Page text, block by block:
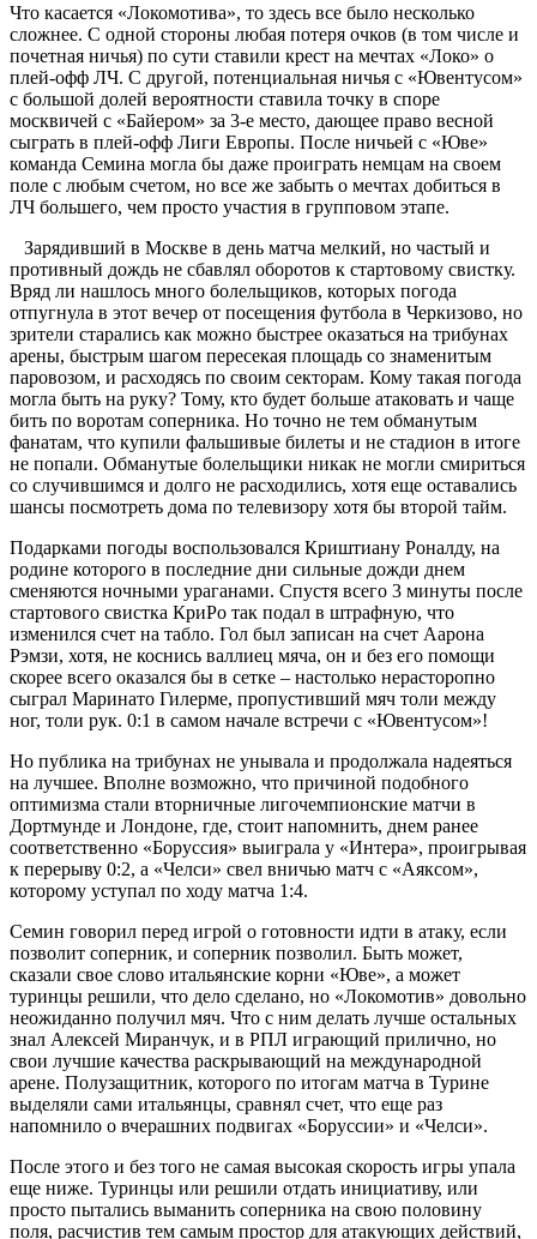
Что касается «Локомотива», то здесь все было несколько
сложнее. С одной стороны любая потеря очков (в том числе и
почетная ничья) по сути ставили крест на мечтах «Локо» о
плей-офф ЛЧ. С другой, потенциальная ничья с «Ювентусом»
с большой долей вероятности ставила точку в споре
москвичей с «Байером» за 3-е место, дающее право весной
сыграть в плей-офф Лиги Европы. После ничьей с «Юве»
команда Семина могла бы даже проиграть немцам на своем
поле с любым счетом, но все же забыть о мечтах добиться в
ЛЧ большего, чем просто участия в групповом этапе.
Зарядивший в Москве в день матча мелкий, но частый и
противный дождь не сбавлял оборотов к стартовому свистку.
Вряд ли нашлось много болельщиков, которых погода
отпугнула в этот вечер от посещения футбола в Черкизово, но
зрители старались как можно быстрее оказаться на трибунах
арены, быстрым шагом пересекая площадь со знаменитым
паровозом, и расходясь по своим секторам. Кому такая погода
могла быть на руку? Тому, кто будет больше атаковать и чаще
бить по воротам соперника. Но точно не тем обманутым
фанатам, что купили фальшивые билеты и не стадион в итоге
не попали. Обманутые болельщики никак не могли смириться
со случившимся и долго не расходились, хотя еще оставались
шансы посмотреть дома по телевизору хотя бы второй тайм.
Подарками погоды воспользовался Криштиану Роналду, на
родине которого в последние дни сильные дожди днем
сменяются ночными ураганами. Спустя всего 3 минуты после
стартового свистка КриРо так подал в штрафную, что
изменился счет на табло. Гол был записан на счет Аарона
Рэмзи, хотя, не коснись валлиец мяча, он и без его помощи
скорее всего оказался бы в сетке – настолько нерасторопно
сыграл Маринато Гилерме, пропустивший мяч толи между
ног, толи рук. 0:1 в самом начале встречи с «Ювентусом»!
Но публика на трибунах не унывала и продолжала надеяться
на лучшее. Вполне возможно, что причиной подобного
оптимизма стали вторничные лигочемпионские матчи в
Дортмунде и Лондоне, где, стоит напомнить, днем ранее
соответственно «Боруссия» выиграла у «Интера», проигрывая
к перерыву 0:2, а «Челси» свел вничью матч с «Аяксом»,
которому уступал по ходу матча 1:4.
Семин говорил перед игрой о готовности идти в атаку, если
позволит соперник, и соперник позволил. Быть может,
сказали свое слово итальянские корни «Юве», а может
туринцы решили, что дело сделано, но «Локомотив» довольно
неожиданно получил мяч. Что с ним делать лучше остальных
знал Алексей Миранчук, и в РПЛ играющий прилично, но
свои лучшие качества раскрывающий на международной
арене. Полузащитник, которого по итогам матча в Турине
выделяли сами итальянцы, сравнял счет, что еще раз
напомнило о вчерашних подвигах «Боруссии» и «Челси».
После этого и без того не самая высокая скорость игры упала
еще ниже. Туринцы или решили отдать инициативу, или
просто пытались выманить соперника на свою половину
поля, расчистив тем самым простор для атакующих действий,